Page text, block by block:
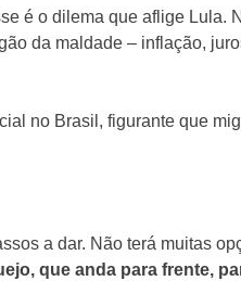
é o dilema que aflige Lula.
da maldade – inflação,
no Brasil, figurante que
a dar. Não terá muitas
que anda para frente,